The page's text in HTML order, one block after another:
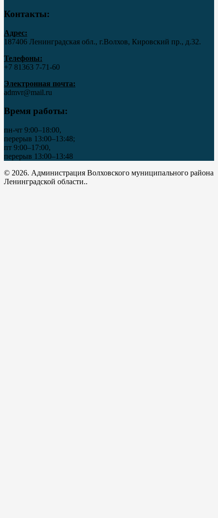
Контакты:
Адрес:
187406 Ленинградская обл., г.Волхов, Кировский пр., д.32.
Телефоны:
+7 81363 7‑71-60
Электронная почта:
admvr@mail.ru
Время работы:
пн-чт 9:00–18:00,
перерыв 13:00–13:48;
пт 9:00–17:00,
перерыв 13:00–13:48
© 2026. Администрация Волховского муниципального района
Ленинградской области..